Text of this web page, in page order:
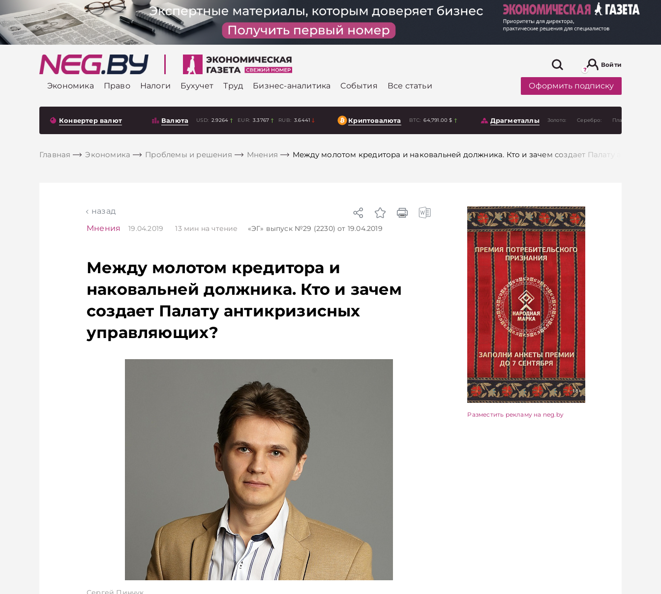
Войти
Экономика Право Налоги Бухучет Труд Бизнес-аналитика События Все статьи Оформить подписку
Конвертер валют Валюта USD: 2.9264 EUR: 3.3767 RUB: 3.6441 Криптовалюта BTC: 64,791.00 $ Драгметаллы Золото: Серебро: Платина:
Главная Экономика Проблемы и решения Мнения Между молотом кредитора и наковальней должника. Кто и зачем создает Палату
назад
Мнения
19.04.2019 13 мин на чтение «ЭГ» выпуск №29 (2230) от 19.04.2019
Между молотом кредитора и
наковальней должника. Кто и зачем
создает Палату антикризисных
управляющих?
Разместить рекламу на neg.by